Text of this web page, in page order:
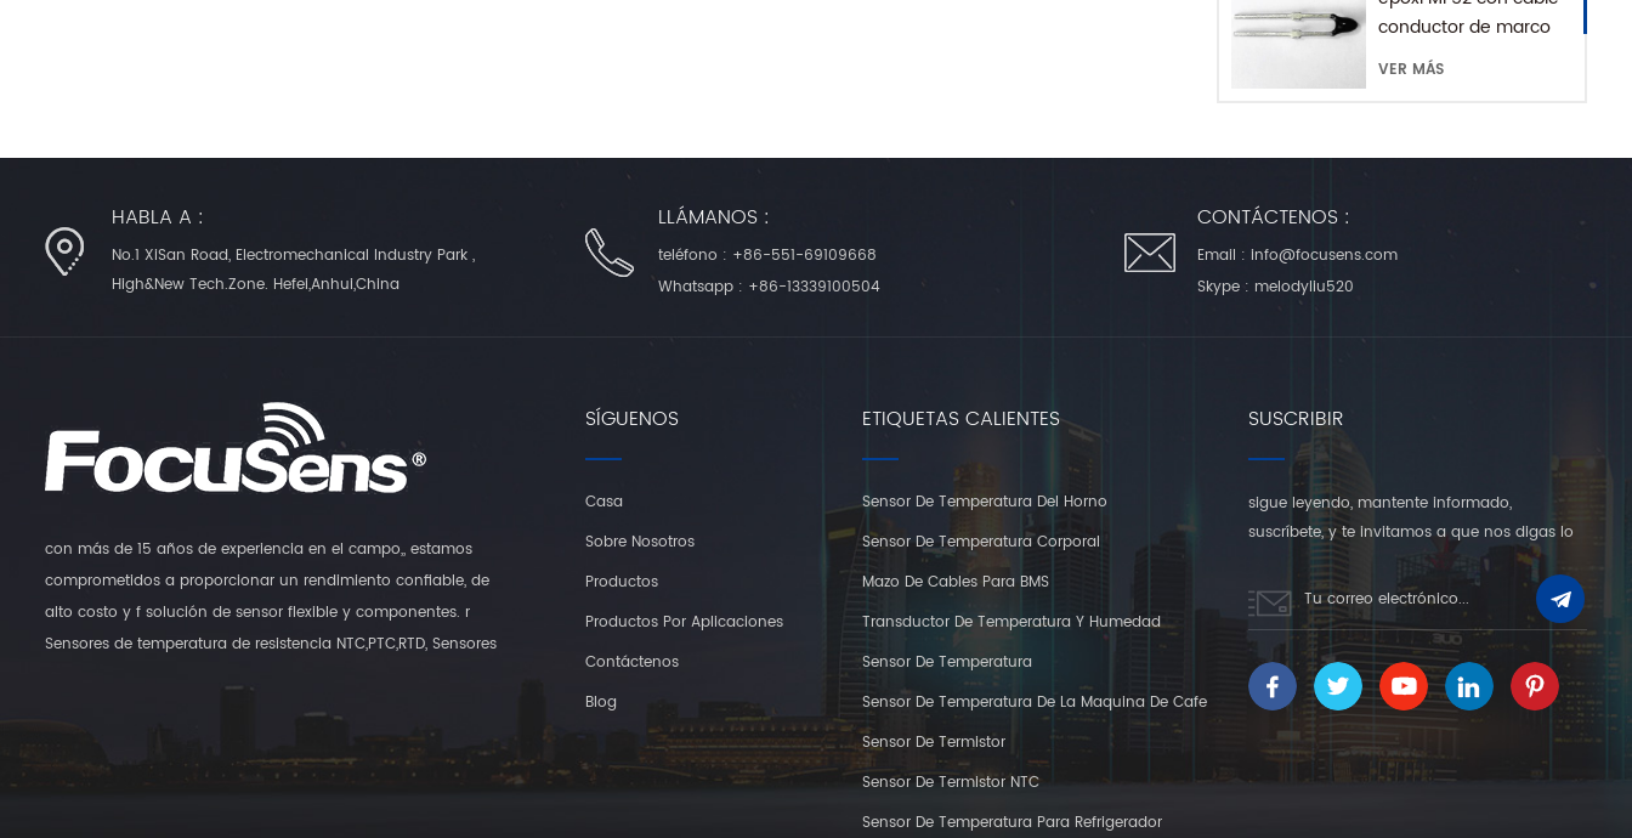
conductor de marco
VER MÁS
HABLA A :
No.1 XiSan Road, Electromechanical Industry Park ,
High&New Tech.Zone. Hefei,Anhui,China
LLÁMANOS :
teléfono : +86-551-69109668
Whatsapp : +86-13339100504
CONTÁCTENOS :
Email : info@focusens.com
Skype : melodyliu520
con más de 15 años de experiencia en el campo,, estamos
comprometidos a proporcionar un rendimiento confiable, de
alto costo y f solución de sensor flexible y componentes. r
Sensores de temperatura de resistencia NTC,PTC,RTD, Sensores
sensores de interruptores magnéticos son nuestros principales
SÍGUENOS
Casa
Sobre Nosotros
Productos
Productos Por Aplicaciones
Contáctenos
Blog
ETIQUETAS CALIENTES
Sensor De Temperatura Del Horno
Sensor De Temperatura Corporal
Mazo De Cables Para BMS
Transductor De Temperatura Y Humedad
Sensor De Temperatura
Sensor De Temperatura De La Maquina De Cafe
Sensor De Termistor
Sensor De Termistor NTC
Sensor De Temperatura Para Refrigerador
SUSCRIBIR
sigue leyendo, mantente informado,
suscríbete, y te invitamos a que nos digas lo
que piensas.